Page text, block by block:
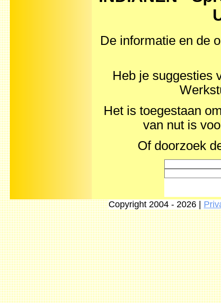
De informatie en de
Heb je suggesties
Het is toegestaan
van nut is
Of doorzoek
Copyright 2004 - 2026 |